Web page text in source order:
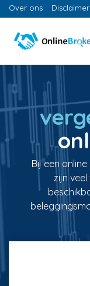
Over ons Disclaimer
Bij een
zijn